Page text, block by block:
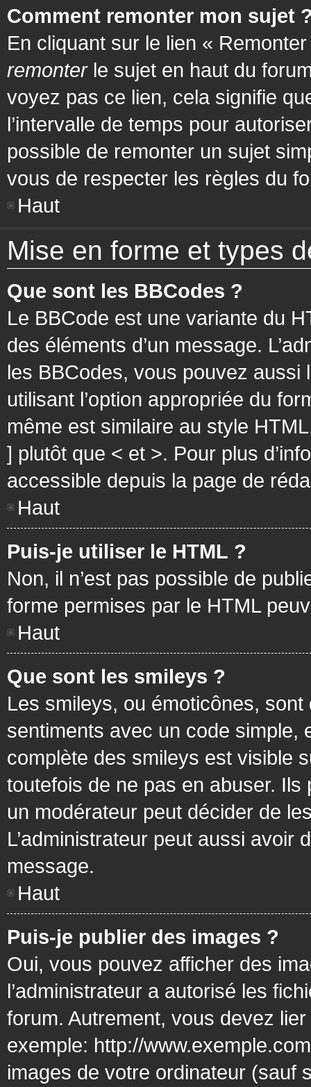
Comment remonter mon sujet
En cliquant sur le lien «
remonterle sujet en haut du
voyez pas ce lien, cela signifie
l’intervalle de temps pour
possible de remonter un sujet
vous de respecter les règles du
Haut
Mise en forme et types
Que sont les BBCodes ?
Le BBCode est une variante du
des éléments d’un message.
les BBCodes, vous pouvez
utilisant l’option appropriée du
même est similaire au style
] plutôt que < et >. Pour plus
accessible depuis la page de
Haut
Puis-je utiliser le HTML ?
Non, il n’est pas possible de
forme permises par le HTML
Haut
Que sont les smileys ?
Les smileys, ou émoticônes,
sentiments avec un code simple,
complète des smileys est visible
toutefois de ne pas en abuser.
un modérateur peut décider de
L’administrateur peut aussi avoir
message.
Haut
Puis-je publier des images ?
Oui, vous pouvez afficher des
l’administrateur a autorisé les
forum. Autrement, vous devez
exemple: http://
images de votre ordinateur (sauf